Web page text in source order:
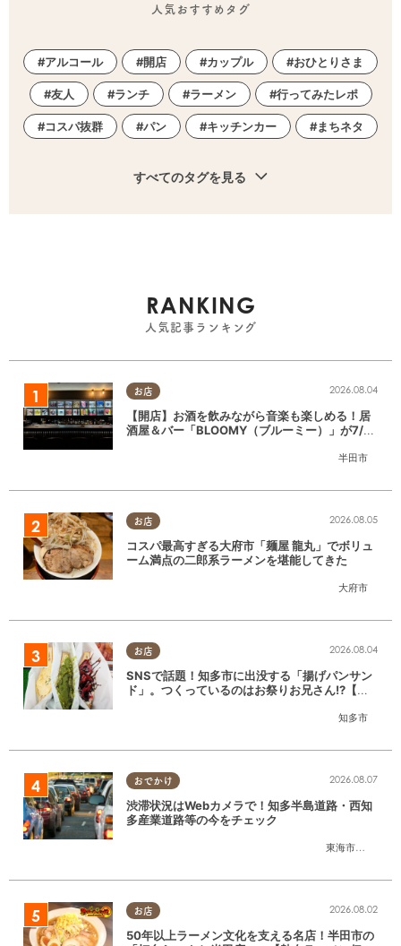
人気おすすめタグ
アルコール 開店 カップル おひとりさま
友人 ランチ ラーメン 行ってみたレポ
コスパ抜群 パン キッチンカー まちネタ
すべてのタグを見る
RANKING
人気記事ランキング
お店
半田市
2026.08.04
【開店】お酒を飲みながら音楽も楽しめる！居
酒屋＆バー「BLOOMY（ブルーミー）」が7/3
お店
大府市
2026.08.05
コスパ最高すぎる大府市「麺屋 龍丸」でボリュ
ーム満点の二郎系ラーメンを堪能してきた
お店
知多市
2026.08.04
SNSで話題！知多市に出没する「揚げパンサン
ド」。つくっているのはお祭りお兄さん!?【ち
おでかけ
東海市大府市
2026.08.07
渋滞状況はWebカメラで！知多半島道路・西知
多産業道路等の今をチェック
お店 2026.08.02
50年以上ラーメン文化を支える名店！半田市の